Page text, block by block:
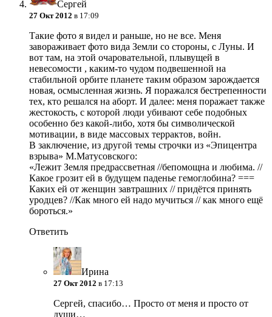
Сергей
27 Окт 2012 в 17:09
Такие фото я видел и раньше, но не все. Меня
завораживает фото вида Земли со стороны, с Луны. И
вот там, на этой очаровательной, плывущей в
невесомости , каким-то чудом подвешенной на
стабильной орбите планете таким образом зарождается
новая, осмысленная жизнь. Я поражался бестрепенности
тех, кто решался на аборт. И далее: меня поражает также
жестокость, с которой люди убивают себе подобных
особенно без какой-либо, хотя бы символической
мотивации, в виде массовых террактов, войн.
В заключение, из другой темы строчки из «Эпицентра
взрыва» М.Матусовского:
«Лежит Земля предрассветная //бепомощна и любима. //
Какое грозит ей в будущем паденье гемоглобина? ===
Каких ей от женщин завтрашних // придётся принять
уродцев? //Как много ей надо мучиться // как много ещё
бороться.»
Ответить
Ирина
27 Окт 2012 в 17:13
Сергей, спасибо… Просто от меня и просто от
души…